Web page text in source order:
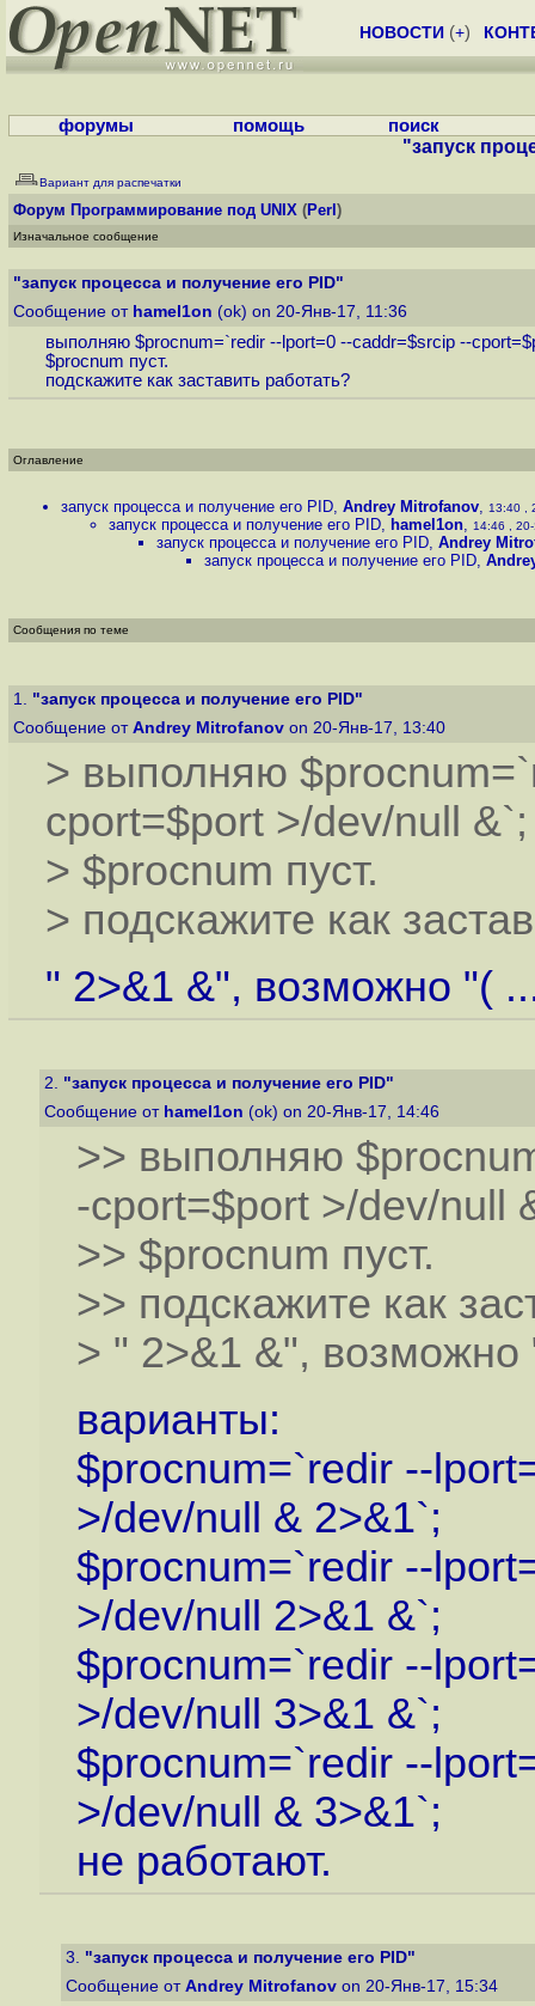
НОВОСТИ (+)
форумы помощь поиск
"запуск
Вариант для распечатки
Форум Программирование под UNIX (Perl )
Изначальное сообщение
"запуск процесса и получение его PID"
Сообщение от hamel1on (ok) on 20-Янв-17, 11:36
выполняю $procnum=`redir --lport=0 --caddr=$srcip --
$procnum пуст.
подскажите как заставить работать?
Оглавление
запуск процесса и получение его PID, Andrey Mitrofanov, 13:40 ,
запуск процесса и получение его PID, hamel1on, 14:46 ,
запуск процесса и получение его PID, Andrey
запуск процесса и получение его PID,
Сообщения по теме
1. "запуск процесса и получение его PID"
Сообщение от Andrey Mitrofanov on 20-Янв-17, 13:40
> выполняю
cport=$port >/dev/null &`;
> $procnum пуст.
> подскажите как
" 2>&1 &", возможно "(
2. "запуск процесса и получение его PID"
Сообщение от hamel1on (ok) on 20-Янв-17, 14:46
>> выполняю
-cport=$port >/dev/null
>> $procnum пуст.
>> подскажите как
> " 2>&1 &", возможно
варианты:
$procnum=`redir --
>/dev/null & 2>&1`;
$procnum=`redir --
>/dev/null 2>&1 &`;
$procnum=`redir --
>/dev/null 3>&1 &`;
$procnum=`redir --
>/dev/null & 3>&1`;
не работают.
3. "запуск процесса и получение его PID"
Сообщение от Andrey Mitrofanov on 20-Янв-17, 15:34